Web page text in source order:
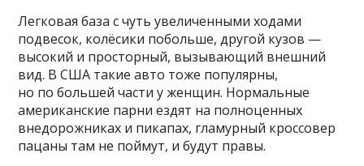
Легковая база с чуть увеличенными ходами
подвесок, колёсики побольше, другой кузов —
высокий и просторный, вызывающий внешний
вид. В США такие авто тоже популярны,
но по большей части у женщин. Нормальные
американские парни ездят на полноценных
внедорожниках и пикапах, гламурный кроссовер
пацаны там не поймут, и будут правы.